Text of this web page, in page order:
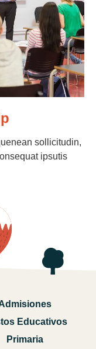
sollicitudin,
ipsutis
Educativos
Primaria